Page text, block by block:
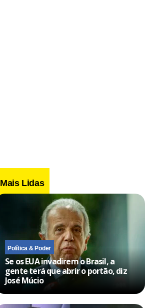
Mais Lidas
Política & Poder
Se os EUA invadirem o Brasil, a
gente terá que abrir o portão, diz
José Múcio